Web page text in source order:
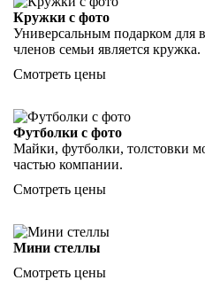
Кружки с фото
Универсальным подарком для
членов семьи является кружка.
Смотреть цены
Футболки с фото
Майки, футболки, толстовки
частью компании.
Смотреть цены
Мини стеллы
Смотреть цены